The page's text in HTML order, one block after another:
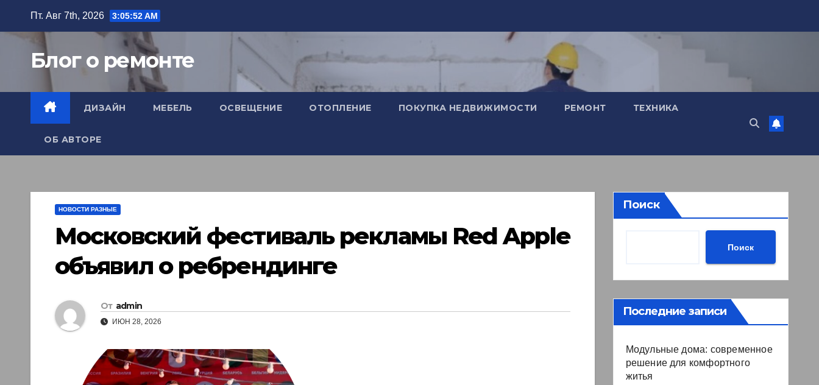
содержимому
Пт. Авг 7th, 2026 3:05:54 AM
Блог о ремонте
ДИЗАЙН МЕБЕЛЬ ОСВЕЩЕНИЕ ОТОПЛЕНИЕ ПОКУПКА НЕДВИЖИМОСТИ РЕМОНТ ТЕХНИКА
ОБ АВТОРЕ
НОВОСТИ РАЗНЫЕ
Московский фестиваль рекламы Red Apple
объявил о ребрендинге
От admin
ИЮН 28, 2026
Поиск
Поиск
Последние записи
Модульные дома: современное
решение для комфортного
житья